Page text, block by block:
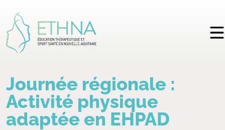
Journée régionale :
Activité physique
adaptée en EHPAD